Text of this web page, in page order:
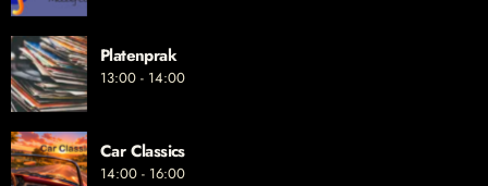
Platenprak
13:00 - 14:00
Car Classics
14:00 - 16:00